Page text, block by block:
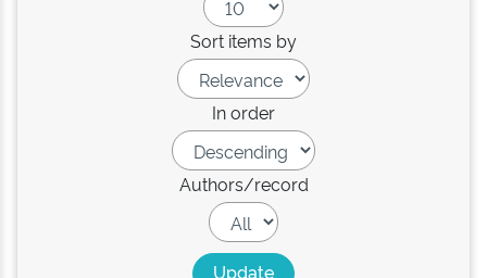
Sort items by
In order
Authors/record